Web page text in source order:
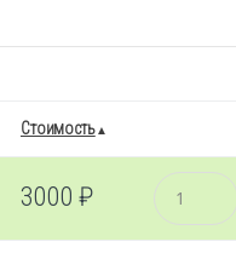
Стоимость
3000₽ Количество